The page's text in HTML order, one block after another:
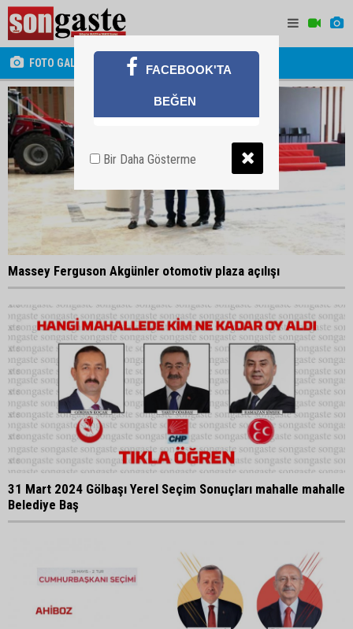
FOTO GALERİ
Massey Ferguson Akgünler otomotiv plaza açılışı
31 Mart 2024 Gölbaşı Yerel Seçim Sonuçları mahalle mahalle
Belediye Baş
FACEBOOK'TA
BEĞEN
Bir Daha Gösterme